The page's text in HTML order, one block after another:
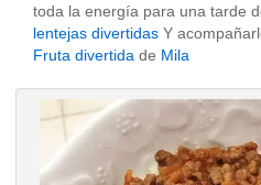
toda la energía para una tarde
lentejas divertidas Y
Fruta divertida de Mila